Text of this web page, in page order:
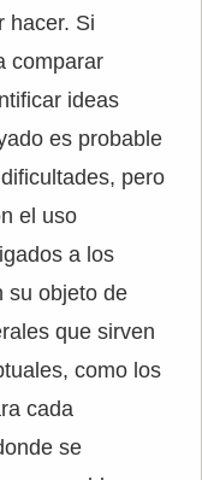
hacer. Si
comparar
ideas
es probable
pero
el uso
a los
su objeto de
que sirven
como los
cada
se